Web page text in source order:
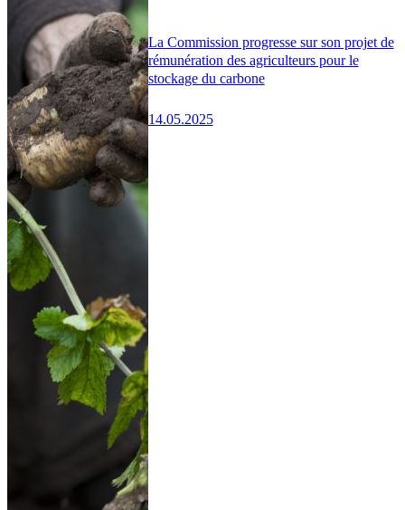
La Commission progresse sur son projet de
rémunération des agriculteurs pour le
stockage du carbone
14.05.2025